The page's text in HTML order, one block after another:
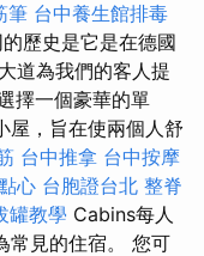
筆 台中養生館排毒
歷史是它是在德國
道為我們的客人提
擇一個豪華的單
屋，旨在使兩個人舒
台中推拿 台中按摩
心 台胞證台北 整脊
罐教學 Cabins每人
常見的住宿。 您可